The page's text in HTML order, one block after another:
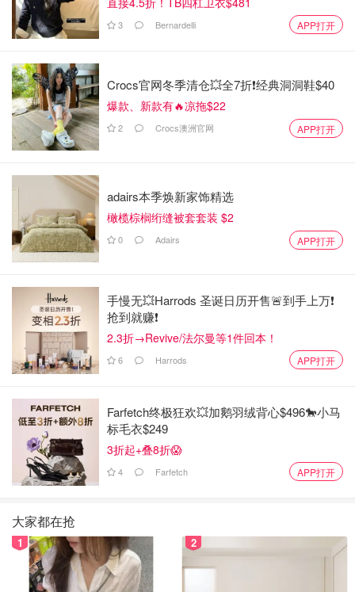
3 Bernardelli APP打开
Crocs官网冬季清仓💥全7折❗经典洞洞鞋$40
爆款、新款有🔥凉拖$22
2 Crocs澳洲官网 APP打开
adairs本季焕新家饰精选
橄榄棕榈绗缝被套套装 $2
0 Adairs APP打开
手慢无💥Harrods 圣诞日历开售🚨到手上万❗️
抢到就赚❗️
2.3折→Revive/法尔曼等1件回本！
6 Harrods APP打开
Farfetch终极狂欢💥加鹅羽绒背心$496🐎小马
标毛衣$249
3折起+叠8折😱
4 Farfetch APP打开
大家都在抢
1 2